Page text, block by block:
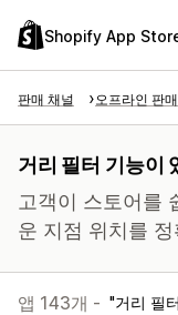
Shopify App
판매 채널 오프라인 판매
거리 필터 기능이
고객이 스토어를
운 지점 위치를
앱 143개 - 거리 필터